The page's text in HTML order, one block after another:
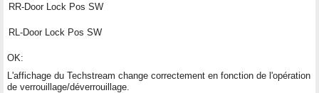
RR-Door Lock Pos SW
RL-Door Lock Pos SW
OK:
L'affichage du Techstream change correctement en fonction de l'opération
de verrouillage/déverrouillage.